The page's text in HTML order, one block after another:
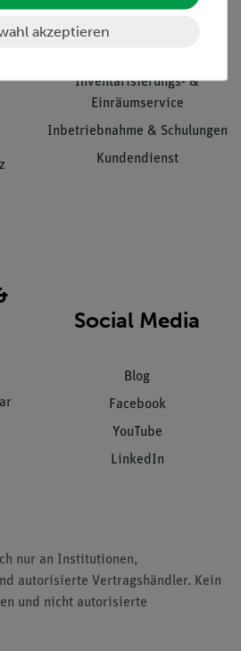
Übersicht Service
Inventarisierungs- &
Einräumservice
Inbetriebnahme & Schulungen
Kundendienst
Social Media
Blog
Facebook
YouTube
LinkedIn
nur an Institutionen,
autorisierte Vertragshändler. Kein
und nicht autorisierte
akzeptieren